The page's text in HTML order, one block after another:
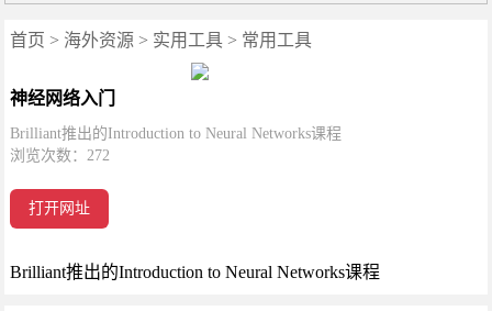
首页 > 海外资源 > 实用工具 > 常用工具
神经网络入门
Brilliant推出的Introduction to Neural Networks课程
浏览次数：272
打开网址
Brilliant推出的Introduction to Neural Networks课程